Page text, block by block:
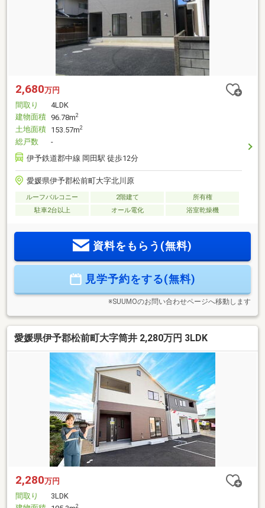
2,680万円
間取り
4LDK
建物面積 96.78m2
土地面積 153.57m2
総戸数
-
伊予鉄道郡中線 岡田駅 徒歩12分
愛媛県伊予郡松前町大字北川原
ルーフバルコニー 2階建て
所有権
駐車2台以上
オール電化 浴室乾燥機
資料をもらう(無料)
見学予約をする(無料)
※SUUMOのお問い合わせページへ移動します
愛媛県伊予郡松前町大字筒井 2,280万円 3LDK
2,280万円
間取り
3LDK
2